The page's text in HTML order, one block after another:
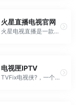
火星直播电视官网
火星电视直播是一款互联网电视直播软件,包含1000多个全国直播频道:cctv台/湖南卫视/浙江卫视/体育频道/新闻直播/财经卫视/回看/自定义频道/特色定制内容，延伸观影体验.
电视匣IPTV
TVFix电视侠?，一个专注于手机电视直博频道！